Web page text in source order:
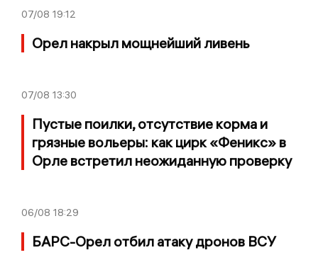
07/08 19:12
Орел накрыл мощнейший ливень
07/08 13:30
Пустые поилки, отсутствие корма и
грязные вольеры: как цирк «Феникс» в
Орле встретил неожиданную проверку
06/08 18:29
БАРС-Орел отбил атаку дронов ВСУ